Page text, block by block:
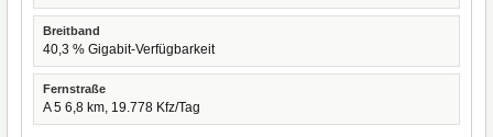
Breitband
40,3 % Gigabit-Verfügbarkeit
Fernstraße
A 5 6,8 km, 19.778 Kfz/Tag